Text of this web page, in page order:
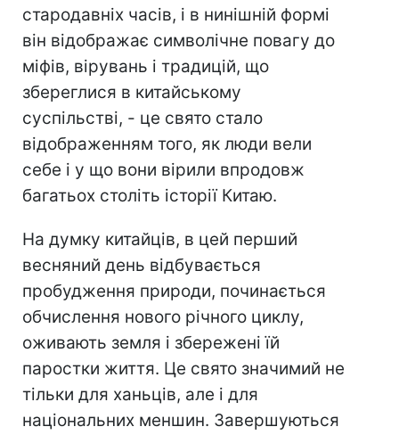
стародавніх часів, і в нинішній формі
він відображає символічне повагу до
міфів, вірувань і традицій, що
збереглися в китайському
суспільстві, - це свято стало
відображенням того, як люди вели
себе і у що вони вірили впродовж
багатьох століть історії Китаю.
На думку китайців, в цей перший
весняний день відбувається
пробудження природи, починається
обчислення нового річного циклу,
оживають земля і збережені їй
паростки життя. Це свято значимий не
тільки для ханьців, але і для
національних меншин. Завершуються